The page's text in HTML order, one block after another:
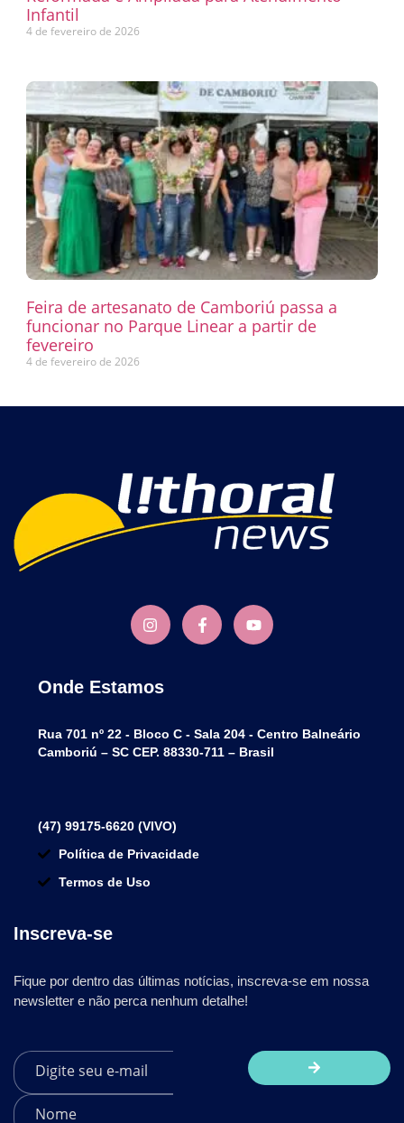
Infantil
4 de fevereiro de 2026
Feira de artesanato de Camboriú passa a
funcionar no Parque Linear a partir de
fevereiro
4 de fevereiro de 2026
Onde Estamos
Rua 701 nº 22 - Bloco C - Sala 204 - Centro Balneário
Camboriú – SC CEP. 88330-711 – Brasil
(47) 99175-6620 (VIVO)
Política de Privacidade
Termos de Uso
Inscreva-se
Fique por dentro das últimas notícias, inscreva-se em nossa
newsletter e não perca nenhum detalhe!